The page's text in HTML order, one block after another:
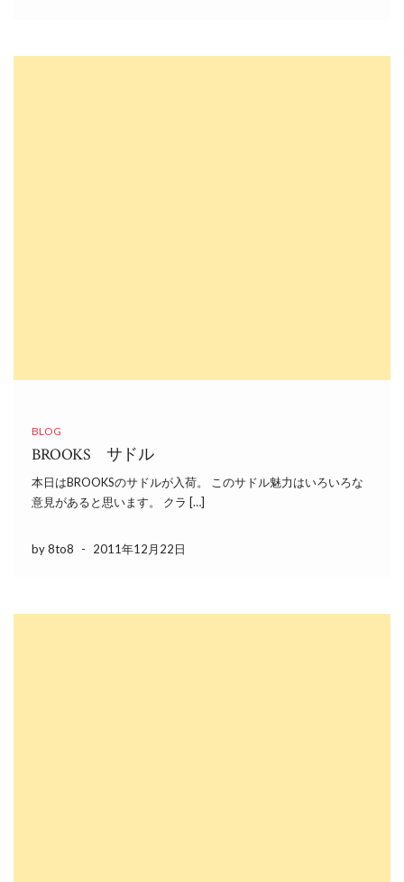
BLOG
BROOKS サドル
本日はBROOKSのサドルが入荷。 このサドル魅力はいろいろな
意見があると思います。 クラ […]
by 8to8 - 2011年12月22日